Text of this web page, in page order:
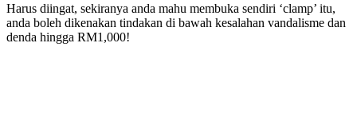
Harus diingat, sekiranya anda mahu membuka sendiri ‘clamp’ itu,
anda boleh dikenakan tindakan di bawah kesalahan vandalisme dan
denda hingga RM1,000!